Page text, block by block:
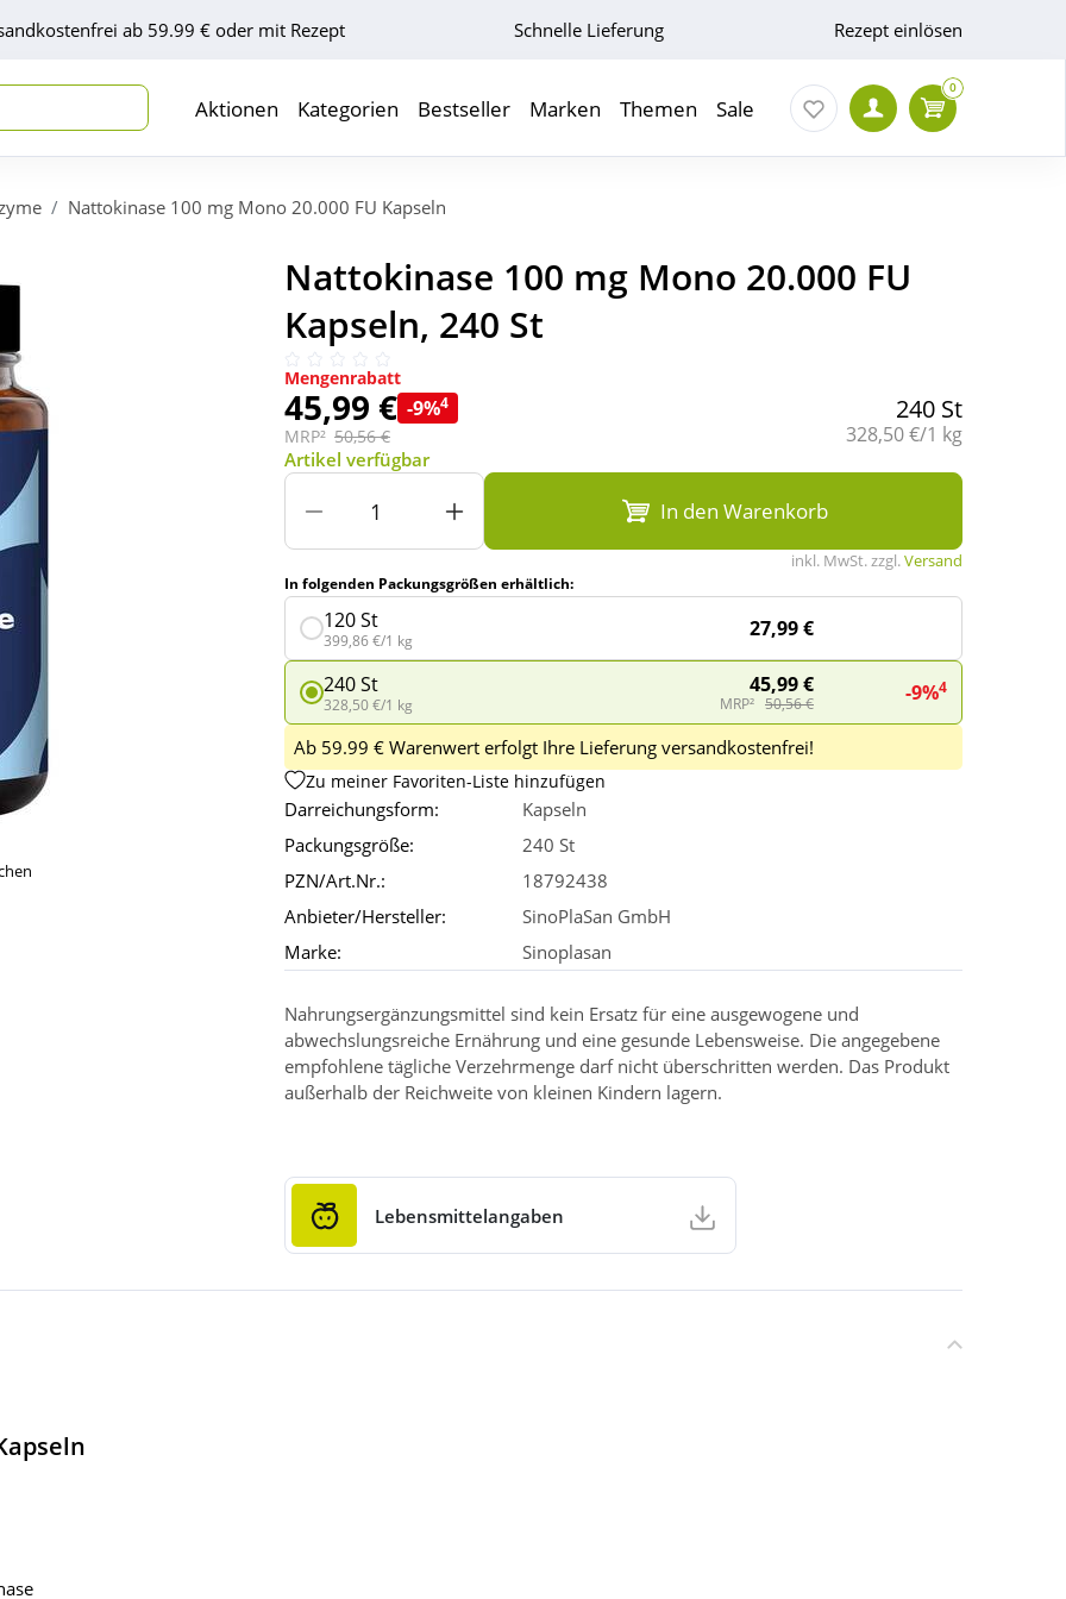
ab 59.99 € oder mit Rezept Schnelle Lieferung Rezept einlösen
Aktionen Kategorien Bestseller Marken Themen Sale
0
Nattokinase 100 mg Mono 20.000 FU Kapseln
Nattokinase 100 mg Mono 20.000 FU
Kapseln, 240 St
Mengenrabatt
45,99 € -9%4
MRP² 50,56 €
240 St
Grundpreis:
328,50 €/1 kg
Artikel verfügbar
In den Warenkorb
inkl. MwSt. zzgl.Versand
In folgenden Packungsgrößen erhältlich:
120 St
399,86 €/1 kg 27,99 €
240 St
328,50 €/1 kg
45,99 €
MRP² 50,56 € -9%4
Ab 59.99 € Warenwert erfolgt Ihre Lieferung versandkostenfrei!
Zu meiner Favoriten-Liste hinzufügen
Darreichungsform:
Kapseln
Packungsgröße:
240 St
PZN/Art.Nr.:
18792438
Anbieter/Hersteller:
SinoPlaSan GmbH
Marke:
Sinoplasan
Nahrungsergänzungsmittel sind kein Ersatz für eine ausgewogene und
abwechslungsreiche Ernährung und eine gesunde Lebensweise. Die angegebene
empfohlene tägliche Verzehrmenge darf nicht überschritten werden. Das Produkt
außerhalb der Reichweite von kleinen Kindern lagern.
Lebensmittelangaben